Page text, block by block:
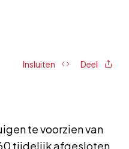
Insluiten Deel
te voorzien van
tijdelijk afgesloten